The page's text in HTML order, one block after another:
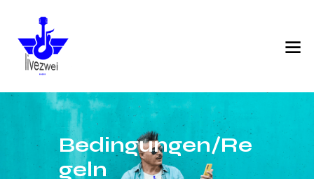
Bedingungen/Re
geln